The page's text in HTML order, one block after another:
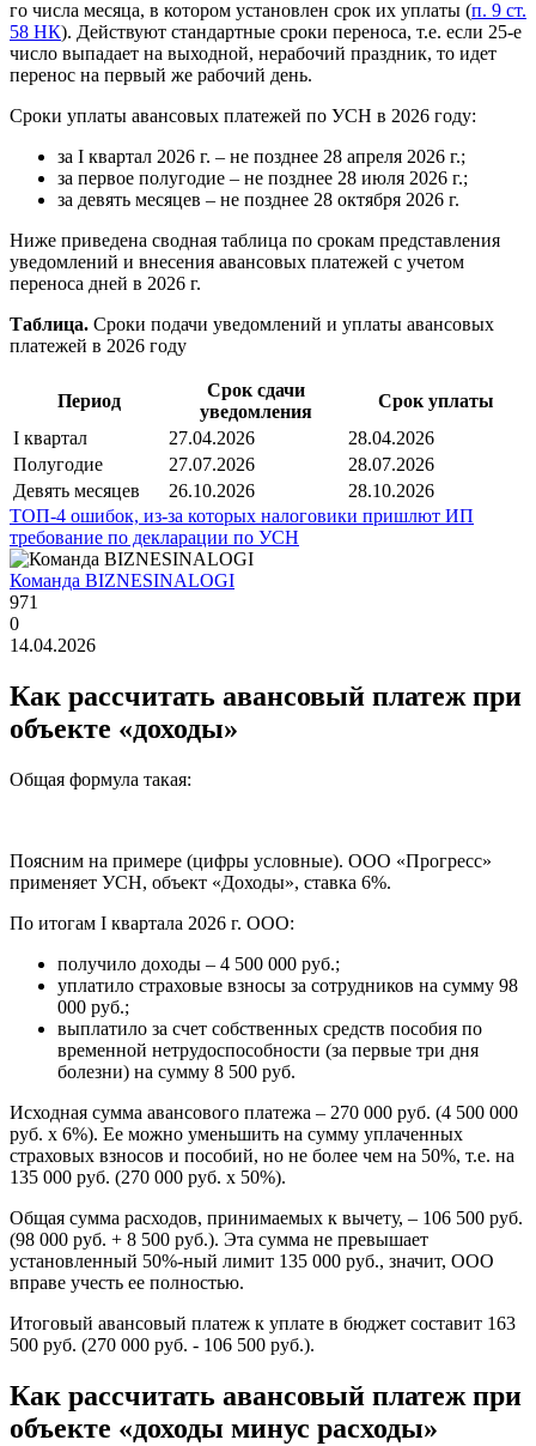
го числа месяца, в котором установлен срок их уплаты (п. 9 ст.
58 НК). Действуют стандартные сроки переноса, т.е. если 25-е
число выпадает на выходной, нерабочий праздник, то идет
перенос на первый же рабочий день.
Сроки уплаты авансовых платежей по УСН в 2026 году:
за I квартал 2026 г. – не позднее 28 апреля 2026 г.;
за первое полугодие – не позднее 28 июля 2026 г.;
за девять месяцев – не позднее 28 октября 2026 г.
Ниже приведена сводная таблица по срокам представления
уведомлений и внесения авансовых платежей с учетом
переноса дней в 2026 г.
Таблица. Сроки подачи уведомлений и уплаты авансовых
платежей в 2026 году
Период
Срок сдачи
уведомления
Срок уплаты
I квартал
27.04.2026
28.04.2026
Полугодие
27.07.2026
28.07.2026
Девять месяцев
26.10.2026
28.10.2026
ТОП-4 ошибок, из-за которых налоговики пришлют ИП
требование по декларации по УСН
Команда BIZNESINALOGI
971
0
14.04.2026
Как рассчитать авансовый платеж при
объекте «доходы»
Общая формула такая:
Поясним на примере (цифры условные). ООО «Прогресс»
применяет УСН, объект «Доходы», ставка 6%.
По итогам I квартала 2026 г. ООО:
получило доходы – 4 500 000 руб.;
уплатило страховые взносы за сотрудников на сумму 98
000 руб.;
выплатило за счет собственных средств пособия по
временной нетрудоспособности (за первые три дня
болезни) на сумму 8 500 руб.
Исходная сумма авансового платежа – 270 000 руб. (4 500 000
руб. х 6%). Ее можно уменьшить на сумму уплаченных
страховых взносов и пособий, но не более чем на 50%, т.е. на
135 000 руб. (270 000 руб. х 50%).
Общая сумма расходов, принимаемых к вычету, – 106 500 руб.
(98 000 руб. + 8 500 руб.). Эта сумма не превышает
установленный 50%-ный лимит 135 000 руб., значит, ООО
вправе учесть ее полностью.
Итоговый авансовый платеж к уплате в бюджет составит 163
500 руб. (270 000 руб. - 106 500 руб.).
Как рассчитать авансовый платеж при
объекте «доходы минус расходы»